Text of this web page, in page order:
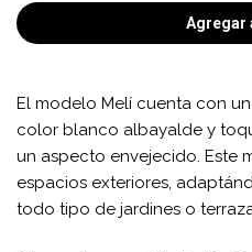
Agregar
El modelo Melí cuenta con
color blanco albayalde y
un aspecto envejecido. Este
espacios exteriores,
todo tipo de jardines o